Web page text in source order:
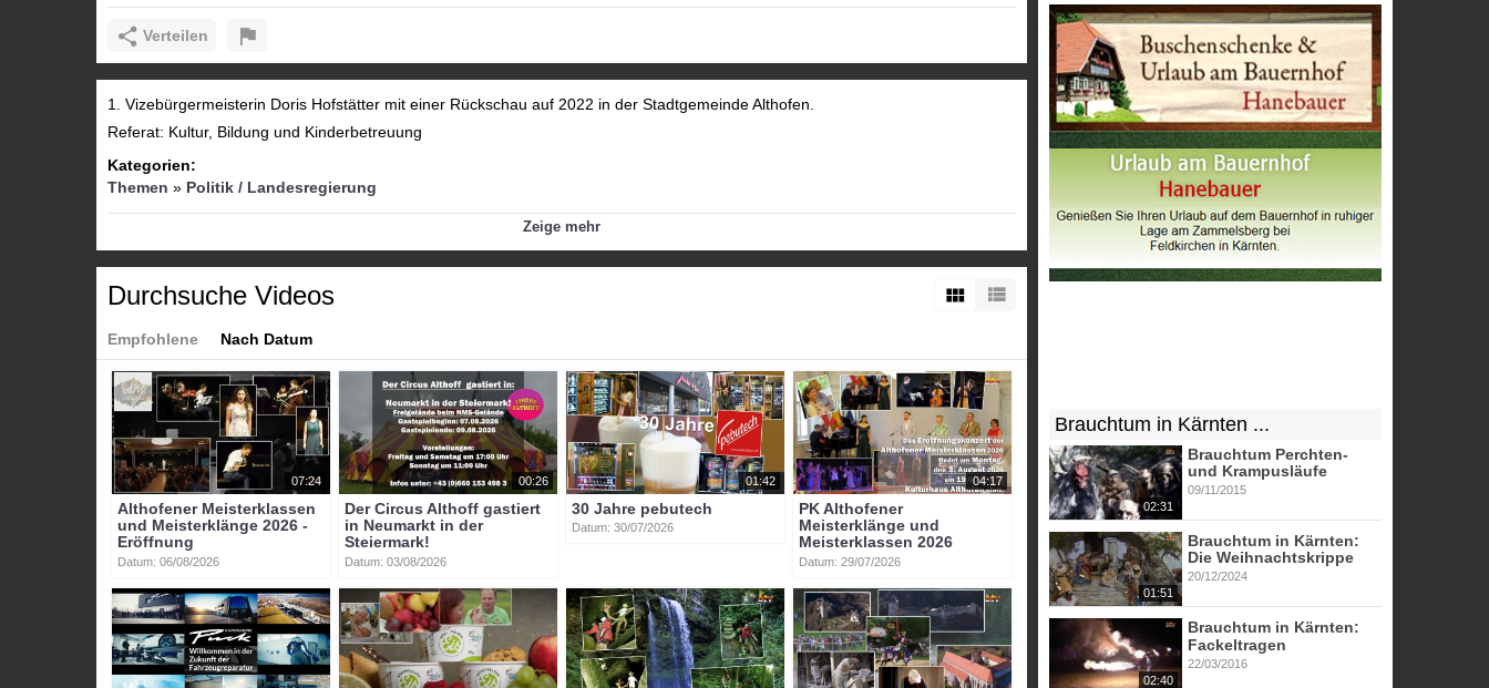
Verteilen
1. Vizebürgermeisterin Doris Hofstätter mit einer Rückschau auf 2022 in der Stadtgemeinde Althofen.
Referat: Kultur, Bildung und Kinderbetreuung
Kategorien:
Themen » Politik / Landesregierung
Tags:
an der glan
Zeige mehr
Durchsuche Videos
Empfohlene Nach Datum
07:24
Althofener Meisterklassen
und Meisterklänge 2026 -
Eröffnung
Datum: 06/08/2026
00:26
Der Circus Althoff gastiert
in Neumarkt in der
Steiermark!
Datum: 03/08/2026
01:42
30 Jahre pebutech
Datum: 30/07/2026
04:17
PK Althofener
Meisterklänge und
Meisterklassen 2026
Datum: 29/07/2026
Brauchtum in Kärnten ...
02:31
Brauchtum Perchten-
und Krampusläufe
09/11/2015
01:51
Brauchtum in Kärnten:
Die Weihnachtskrippe
20/12/2024
02:40
Brauchtum in Kärnten:
Fackeltragen
22/03/2016